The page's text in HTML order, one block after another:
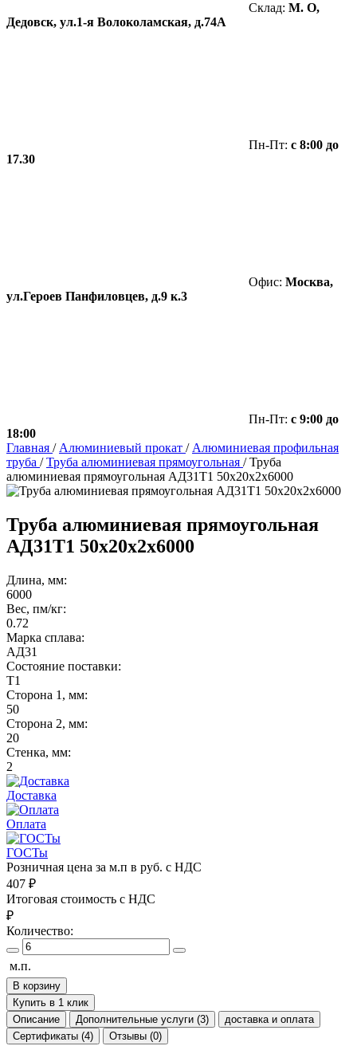
Склад: М. О,
Дедовск, ул.1-я Волоколамская, д.74А
Пн-Пт: с 8:00 до
17.30
Офис: Москва,
ул.Героев Панфиловцев, д.9 к.3
Пн-Пт: с 9:00 до
18:00
Главная / Алюминиевый прокат / Алюминиевая профильная
труба / Труба алюминиевая прямоугольная / Труба
алюминиевая прямоугольная АД31Т1 50х20х2х6000
Труба алюминиевая прямоугольная
АД31Т1 50х20х2х6000
Длина, мм:
6000
Вес, пм/кг:
0.72
Марка сплава:
АД31
Состояние поставки:
Т1
Сторона 1, мм:
50
Сторона 2, мм:
20
Стенка, мм:
2
Доставка
Оплата
ГОСТы
Розничная цена за м.п в руб. с НДС
407 ₽
Итоговая стоимость с НДС
₽
Количество:
м.п.
В корзину
Купить в 1 клик
Описание
Дополнительные услуги (3)
доставка и оплата
Сертификаты (4)
Отзывы (0)